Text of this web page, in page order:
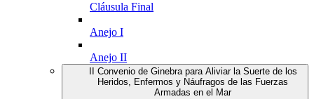
Cláusula Final
Anejo I
Anejo II
II Convenio de Ginebra para Aliviar la Suerte de los
Heridos, Enfermos y Náufragos de las Fuerzas
Armadas en el Mar